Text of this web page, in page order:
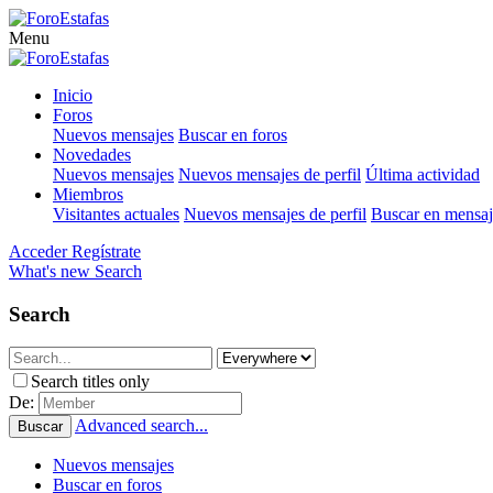
Menu
Inicio
Foros
Nuevos mensajes Buscar en foros
Novedades
Nuevos mensajes Nuevos mensajes de perfil Última actividad
Miembros
Visitantes actuales Nuevos mensajes de perfil Buscar en
Acceder Regístrate
What's new Search
Search
Search titles only
De:
Buscar Advanced search...
Nuevos mensajes
Buscar en foros